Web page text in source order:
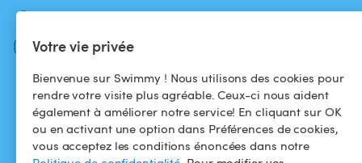
Votre vie privée
Bienvenue sur Swimmy ! Nous utilisons des cookies pour
rendre votre visite plus agréable. Ceux-ci nous aident
également à améliorer notre service! En cliquant sur OK
ou en activant une option dans Préférences de cookies,
vous acceptez les conditions énoncées dans notre
Instagram